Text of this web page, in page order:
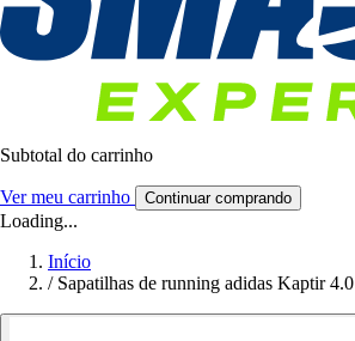
Subtotal do carrinho
Ver meu carrinho Continuar comprando
Loading...
Início
/ Sapatilhas de running adidas Kaptir 4.0